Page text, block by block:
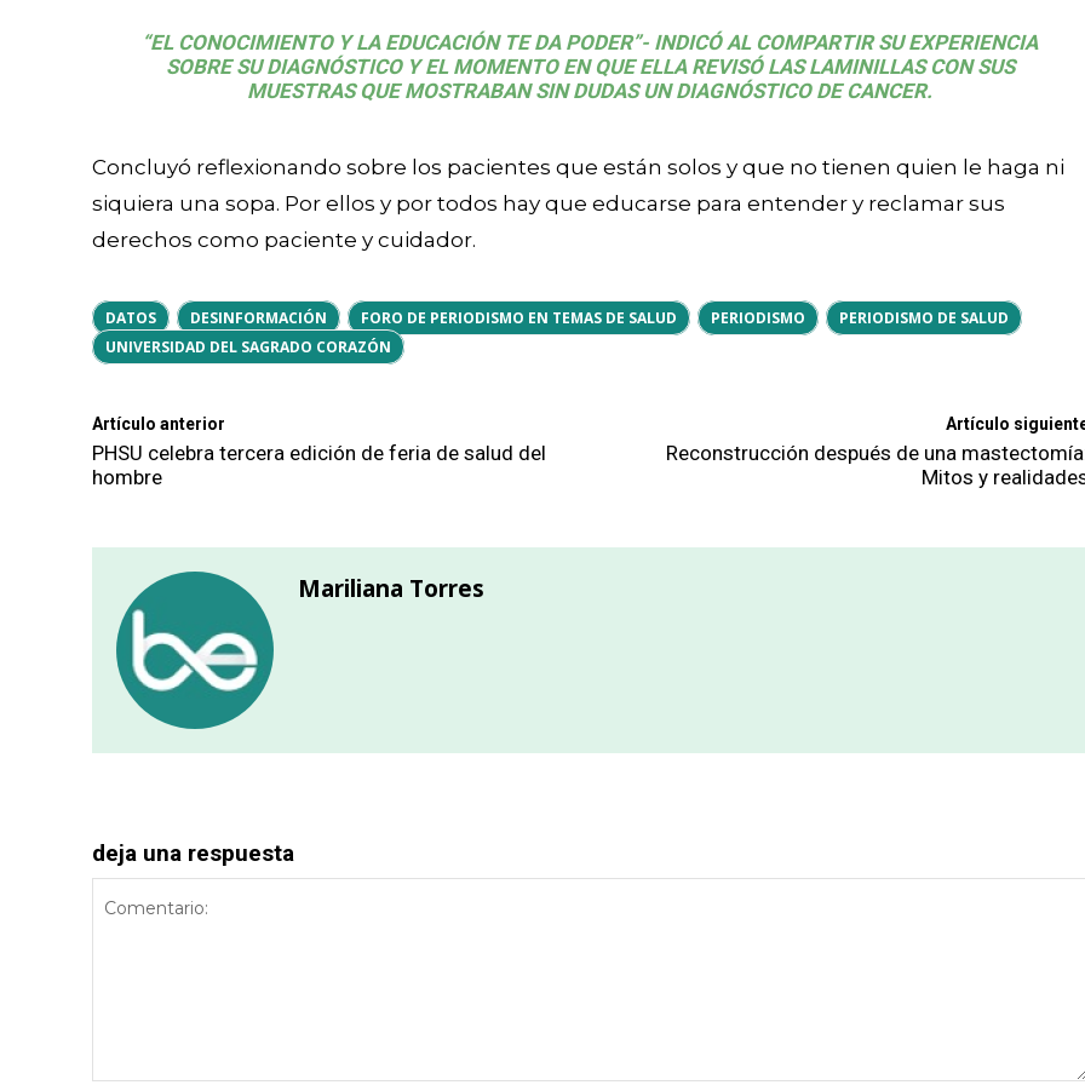
“EL CONOCIMIENTO Y LA EDUCACIÓN TE DA PODER”- INDICÓ AL COMPARTIR SU EXPERIENCIA
SOBRE SU DIAGNÓSTICO Y EL MOMENTO EN QUE ELLA REVISÓ LAS LAMINILLAS CON SUS
MUESTRAS QUE MOSTRABAN SIN DUDAS UN DIAGNÓSTICO DE CANCER.
Concluyó reflexionando sobre los pacientes que están solos y que no tienen quien le haga ni
siquiera una sopa. Por ellos y por todos hay que educarse para entender y reclamar sus
derechos como paciente y cuidador.
DATOS DESINFORMACIÓN FORO DE PERIODISMO EN TEMAS DE SALUD PERIODISMO
PERIODISMO DE SALUD
UNIVERSIDAD DEL SAGRADO CORAZÓN
Artículo anterior
PHSU celebra tercera edición de feria de salud del
hombre
Artículo
Reconstrucción después de una
Mitos y
Mariliana Torres
deja una respuesta